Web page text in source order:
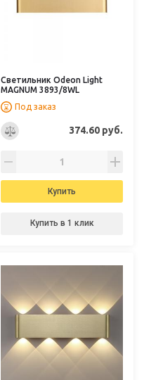
Светильник Odeon Light
MAGNUM 3893/8WL
Под заказ
374.60 руб.
Купить
Купить в 1 клик